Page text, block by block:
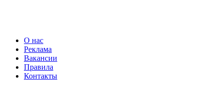
О нас
Реклама
Вакансии
Правила
Контакты